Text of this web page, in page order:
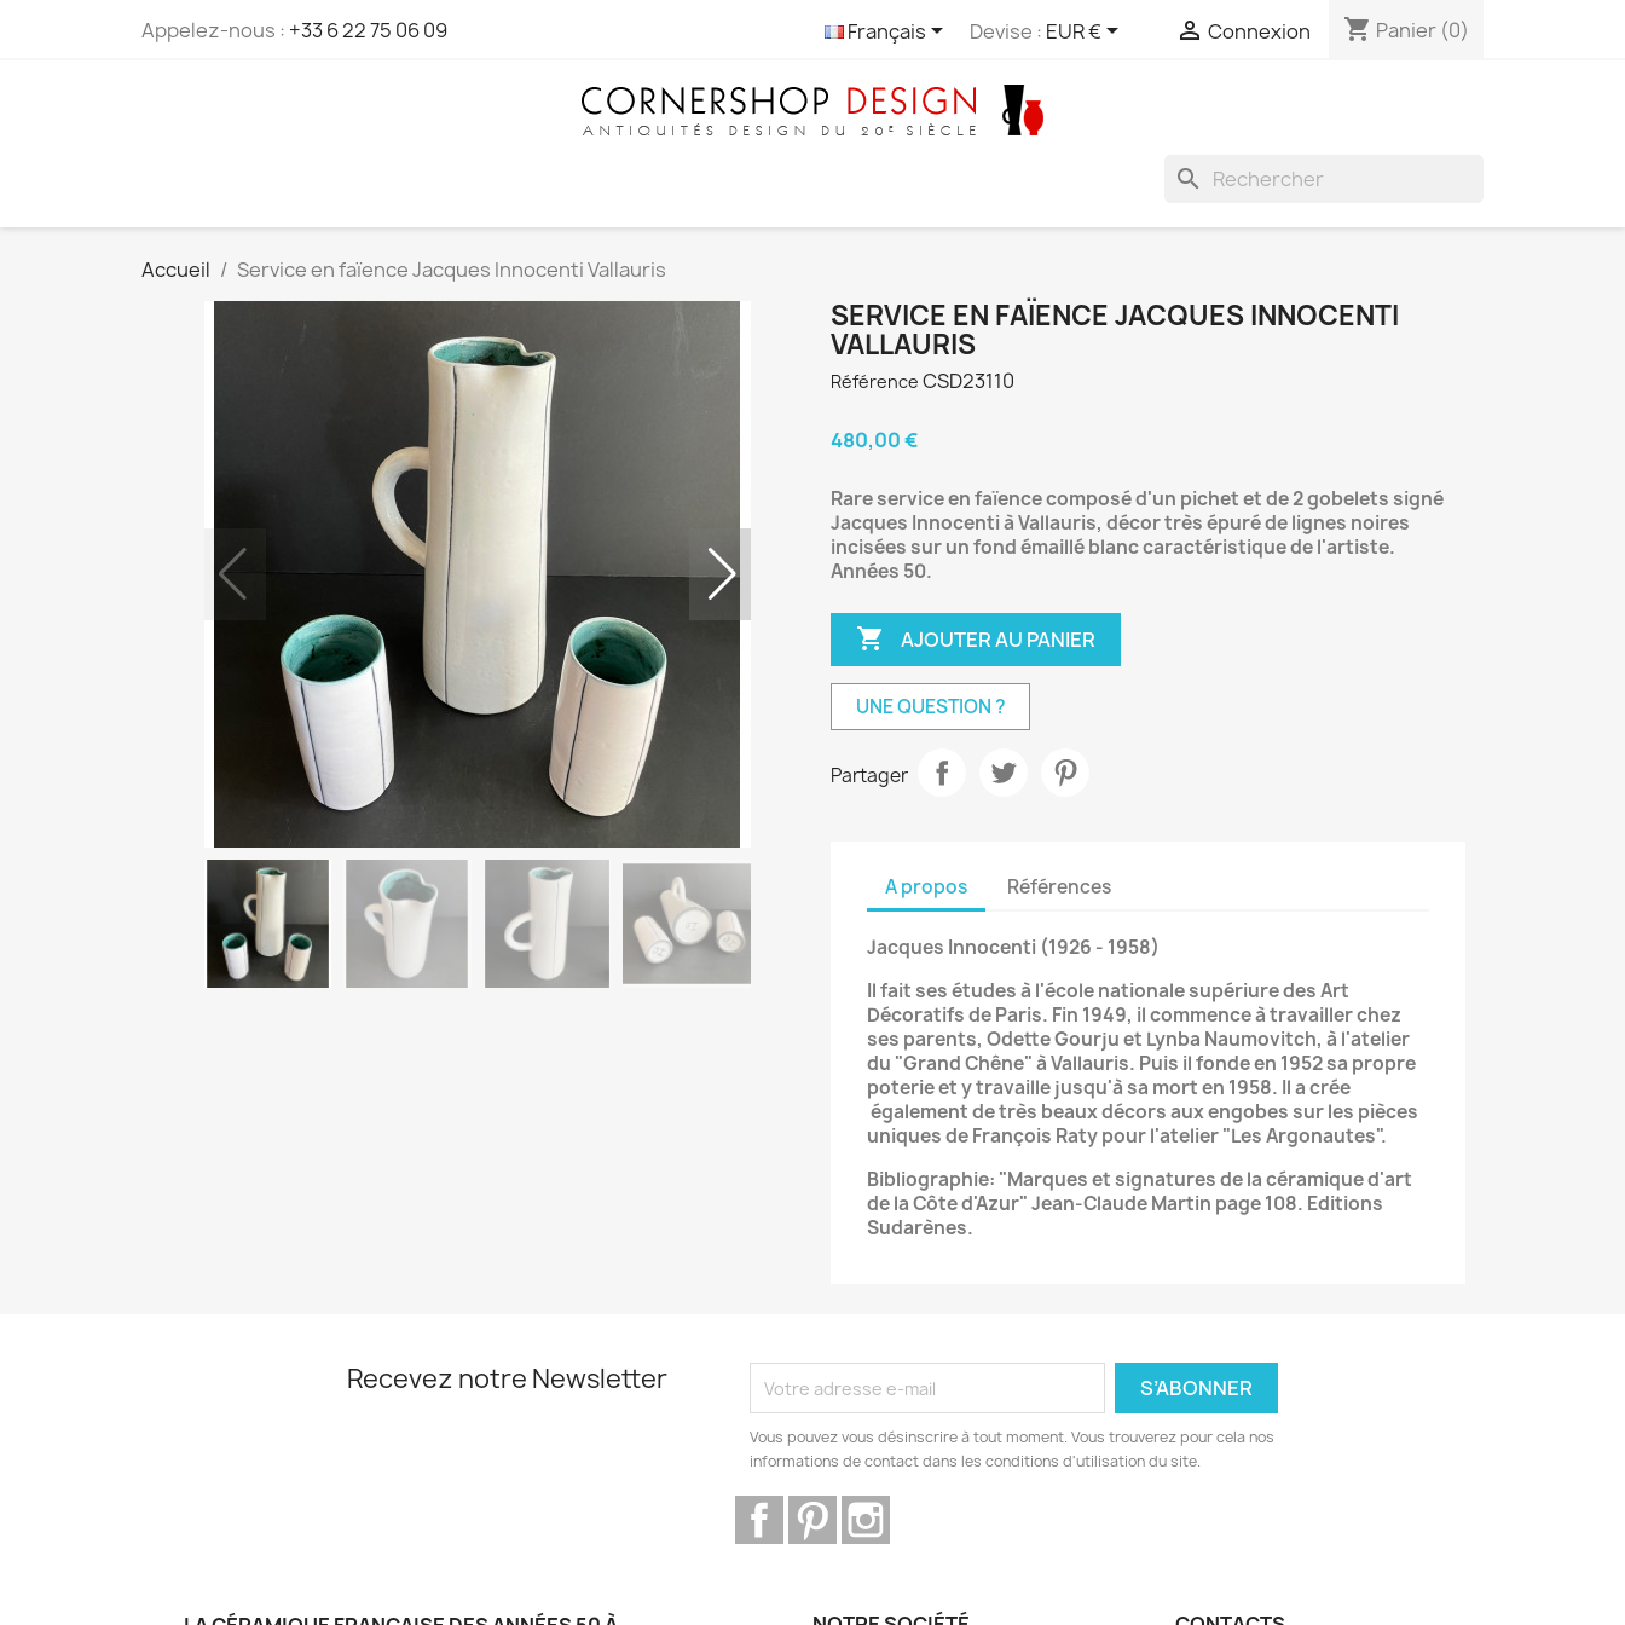
Appelez-nous : +33 6 22 75 06 09 Français Devise : EUR €  Connexion shopping_cart Panier (0)
search
Accueil Service en faïence Jacques Innocenti Vallauris
SERVICE EN FAÏENCE JACQUES INNOCENTI
VALLAURIS
Référence CSD23110
480,00 €
Rare service en faïence composé d'un pichet et de 2 gobelets signé
Jacques Innocenti à Vallauris, décor très épuré de lignes noires
incisées sur un fond émaillé blanc caractéristique de l'artiste.
Années 50.
 AJOUTER AU PANIER
UNE QUESTION ?
Partager
A propos Références
Jacques Innocenti (1926 - 1958)
Il fait ses études à l'école nationale supériure des Art
Décoratifs de Paris. Fin 1949, il commence à travailler chez
ses parents, Odette Gourju et Lynba Naumovitch, à l'atelier
du "Grand Chêne" à Vallauris. Puis il fonde en 1952 sa propre
poterie et y travaille jusqu'à sa mort en 1958. Il a crée
également de très beaux décors aux engobes sur les pièces
uniques de François Raty pour l'atelier "Les Argonautes".
Bibliographie: "Marques et signatures de la céramique d'art
de la Côte d'Azur" Jean-Claude Martin page 108. Editions
Sudarènes.
Recevez notre Newsletter
Vous pouvez vous désinscrire à tout moment. Vous trouverez pour cela nos
informations de contact dans les conditions d'utilisation du site.
FacebookPinterest